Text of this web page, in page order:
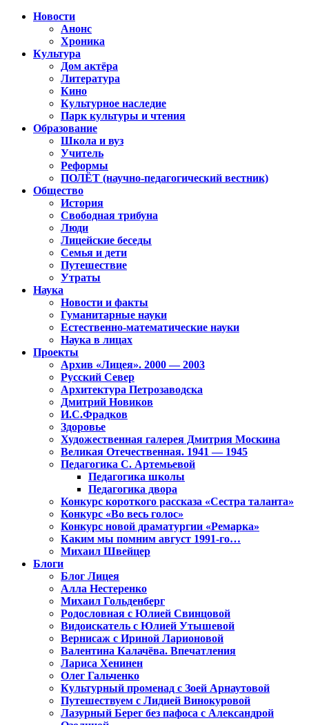
Новости
Анонс
Хроника
Культура
Дом актёра
Литература
Кино
Культурное наследие
Парк культуры и чтения
Образование
Школа и вуз
Учитель
Реформы
ПОЛЁТ (научно-педагогический вестник)
Общество
История
Свободная трибуна
Люди
Лицейские беседы
Семья и дети
Путешествие
Утраты
Наука
Новости и факты
Гуманитарные науки
Естественно-математические науки
Наука в лицах
Проекты
Архив «Лицея». 2000 — 2003
Русский Север
Архитектура Петрозаводска
Дмитрий Новиков
И.С.Фрадков
Здоровье
Художественная галерея Дмитрия Москина
Великая Отечественная. 1941 — 1945
Педагогика С. Артемьевой
Педагогика школы
Педагогика двора
Конкурс короткого рассказа «Сестра таланта»
Конкурс «Во весь голос»
Конкурс новой драматургии «Ремарка»
Каким мы помним август 1991-го…
Михаил Швейцер
Блоги
Блог Лицея
Алла Нестеренко
Михаил Гольденберг
Родословная с Юлией Свинцовой
Видоискатель с Юлией Утышевой
Вернисаж с Ириной Ларионовой
Валентина Калачёва. Впечатления
Лариса Хенинен
Олег Гальченко
Культурный променад с Зоей Арнаутовой
Путешествуем с Лидией Винокуровой
Лазурный Берег без пафоса с Александрой